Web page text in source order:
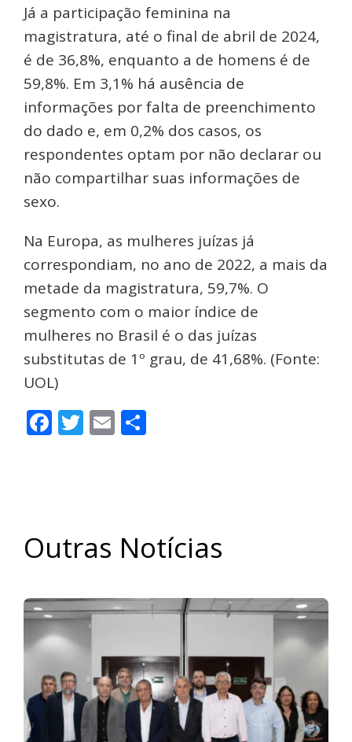
Já a participação feminina na
magistratura, até o final de abril de 2024,
é de 36,8%, enquanto a de homens é de
59,8%. Em 3,1% há ausência de
informações por falta de preenchimento
do dado e, em 0,2% dos casos, os
respondentes optam por não declarar ou
não compartilhar suas informações de
sexo.
Na Europa, as mulheres juízas já
correspondiam, no ano de 2022, a mais da
metade da magistratura, 59,7%. O
segmento com o maior índice de
mulheres no Brasil é o das juízas
substitutas de 1º grau, de 41,68%. (Fonte:
UOL)
Facebook
Twitter
Email
Outras Notícias